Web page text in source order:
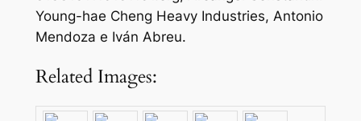
Young-hae Cheng Heavy Industries, Antonio
Mendoza e Iván Abreu.
Related Images: